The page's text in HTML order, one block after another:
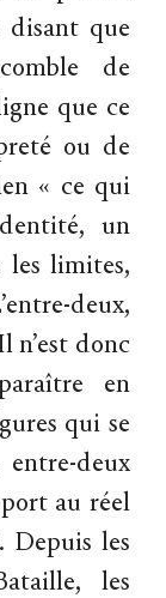
que
de
que ce
ou de
« ce qui
un
les limites,
deux,
n’est donc
en
qui se
deux
au réel
Depuis les
les